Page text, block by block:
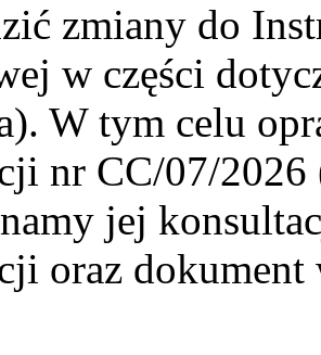
zmiany do
w części
W tym celu
nr CC/07/
jej
oraz